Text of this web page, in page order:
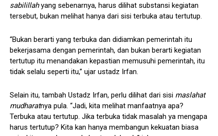
sabilillahyang sebenarnya, harus dilihat substansi kegiatan
tersebut, bukan melihat hanya dari sisi terbuka atau tertutup.
“Bukan berarti yang terbuka dan didiamkan pemerintah itu
bekerjasama dengan pemerintah, dan bukan berarti kegiatan
tertutup itu menandakan kepastian memusuhi pemerintah, itu
tidak selalu seperti itu,” ujar ustadz Irfan.
Selain itu, tambah Ustadz Irfan, perlu dilihat dari sisi maslahat
mudharatnya pula. “Jadi, kita melihat manfaatnya apa?
Terbuka atau tertutup. Jika terbuka tidak masalah ya mengapa
harus tertutup? Kita kan hanya membangun kekuatan biasa